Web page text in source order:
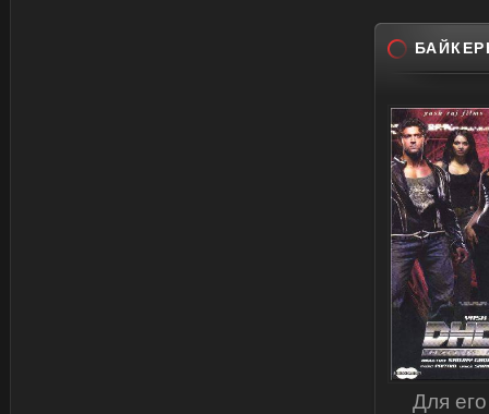
Для